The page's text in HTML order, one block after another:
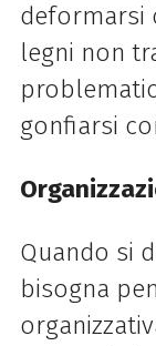
deformarsi
legni non
gonfiarsi
Quando si
bisogna